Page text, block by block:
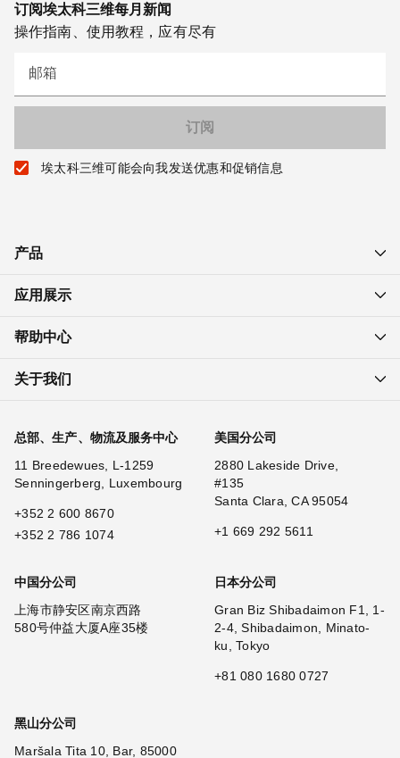
订阅埃太科三维每月新闻
操作指南、使用教程，应有尽有
邮箱
埃太科三维可能会向我发送优惠和促销信息
产品
应用展示
帮助中心
关于我们
总部、生产、物流及服务中心
11 Breedewues, L-1259
Senningerberg, Luxembourg
+352 2 600 8670
+352 2 786 1074
美国分公司
2880 Lakeside Drive,
#135
Santa Clara, CA 95054
+1 669 292 5611
中国分公司
上海市静安区南京西路
580号仲益大厦A座35楼
日本分公司
Gran Biz Shibadaimon F1, 1-
2-4, Shibadaimon, Minato-
ku, Tokyo
+81 080 1680 0727
黑山分公司
Maršala Tita 10, Bar, 85000